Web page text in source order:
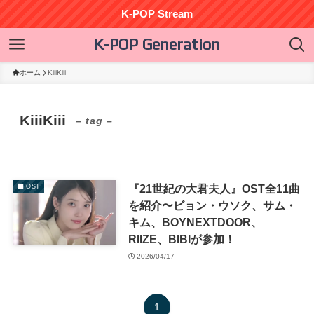
K-POP Stream
K-POP Generation
ホーム KiiiKiii
KiiiKiii – tag –
OST
『21世紀の大君夫人』OST全11曲
を紹介〜ビョン・ウソク、サム・
キム、BOYNEXTDOOR、
RIIZE、BIBIが参加！
2026/04/17
1